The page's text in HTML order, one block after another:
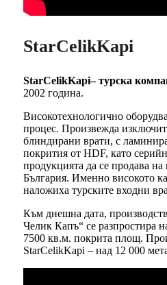
StarCelikKapi
StarCelikKapi– турска
2002 година.
Високотехнологично
процес. Произвежда
блиндирани врати, с
покрития от HDF, като
продукцията да се продава
България. Именно високото
наложиха турските входни
Към днешна дата,
Челик Капъ“ се разпростира
7500 кв.м. покрита площ.
StarCelikKapi – над 12 000